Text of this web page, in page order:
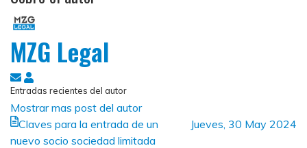
MZG Legal
Suscribirse
a
las
actualizaciones
MZG
Legal
Entradas recientes del autor
Mostrar mas post del autor
Jueves, 30 May 2024
Claves para la entrada de un
nuevo socio sociedad limitada